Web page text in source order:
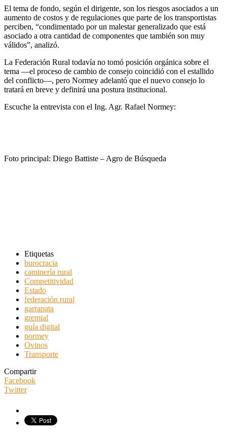
El tema de fondo, según el dirigente, son los riesgos asociados a un
aumento de costos y de regulaciones que parte de los transportistas
perciben, “condimentado por un malestar generalizado que está
asociado a otra cantidad de componentes que también son muy
válidos”, analizó.
La Federación Rural todavía no tomó posición orgánica sobre el
tema —el proceso de cambio de consejo coincidió con el estallido
del conflicto—, pero Normey adelantó que el nuevo consejo lo
tratará en breve y definirá una postura institucional.
Escuche la entrevista con el Ing. Agr. Rafael Normey:
Foto principal: Diego Battiste – Agro de Búsqueda
Etiquetas
burocracia
caminería rural
Competitividad
Estado
federación rural
garrapata
gremial
guía digital
normey
Ovinos
Transporte
Compartir
Facebook
Twitter